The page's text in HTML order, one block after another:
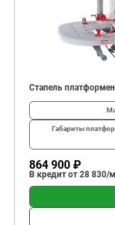
Стапель
Габариты
864 900 ₽
В кредит от 28 830/